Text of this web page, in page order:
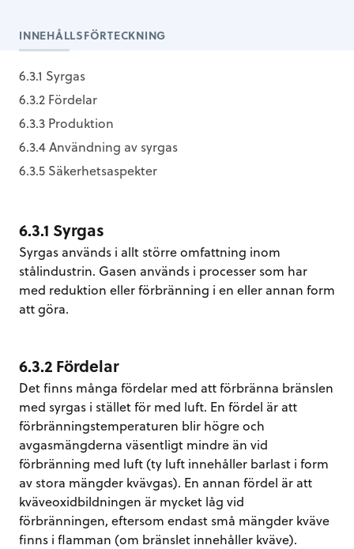
INNEHÅLLSFÖRTECKNING
6.3.1 Syrgas
6.3.2 Fördelar
6.3.3 Produktion
6.3.4 Användning av syrgas
6.3.5 Säkerhetsaspekter
6.3.1 Syrgas
Syrgas används i allt större omfattning inom
stålindustrin. Gasen används i processer som har
med reduktion eller förbränning i en eller annan form
att göra.
6.3.2 Fördelar
Det finns många fördelar med att förbränna bränslen
med syrgas i stället för med luft. En fördel är att
förbränningstemperaturen blir högre och
avgasmängderna väsentligt mindre än vid
förbränning med luft (ty luft innehåller barlast i form
av stora mängder kvävgas). En annan fördel är att
kväveoxidbildningen är mycket låg vid
förbränningen, eftersom endast små mängder kväve
finns i flamman (om bränslet innehåller kväve).